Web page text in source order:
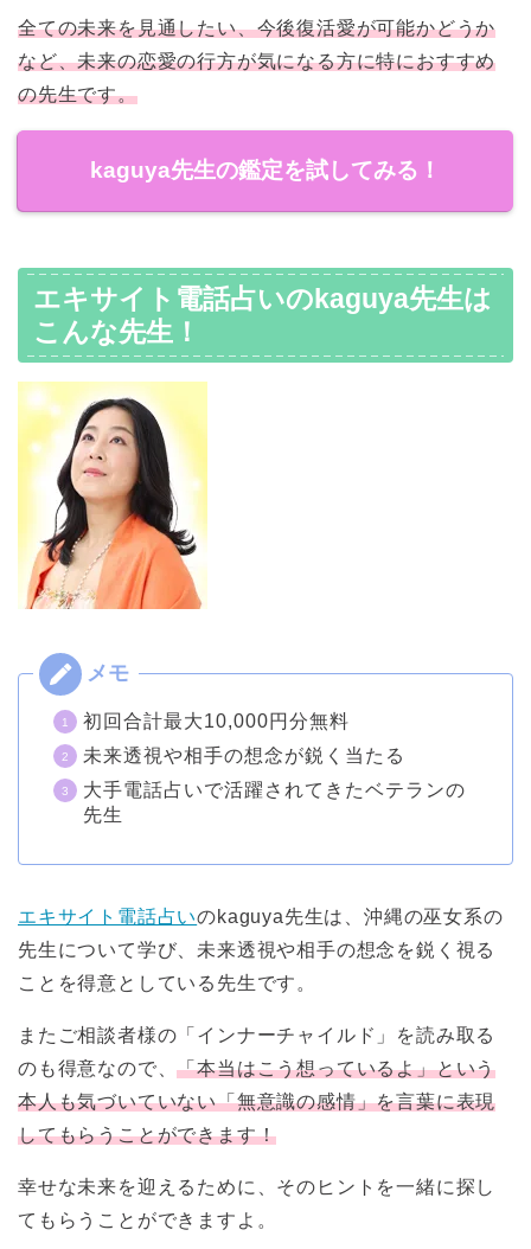
全ての未来を見通したい、今後復活愛が可能かどうか
など、未来の恋愛の行方が気になる方に特におすすめ
の先生です。
kaguya先生の鑑定を試してみる！
エキサイト電話占いのkaguya先生は
こんな先生！
初回合計最大10,000円分無料
未来透視や相手の想念が鋭く当たる
大手電話占いで活躍されてきたベテランの
先生
エキサイト電話占いのkaguya先生は、沖縄の巫女系の
先生について学び、未来透視や相手の想念を鋭く視る
ことを得意としている先生です。
またご相談者様の「インナーチャイルド」を読み取る
のも得意なので、「本当はこう想っているよ」という
本人も気づいていない「無意識の感情」を言葉に表現
してもらうことができます！
幸せな未来を迎えるために、そのヒントを一緒に探し
てもらうことができますよ。